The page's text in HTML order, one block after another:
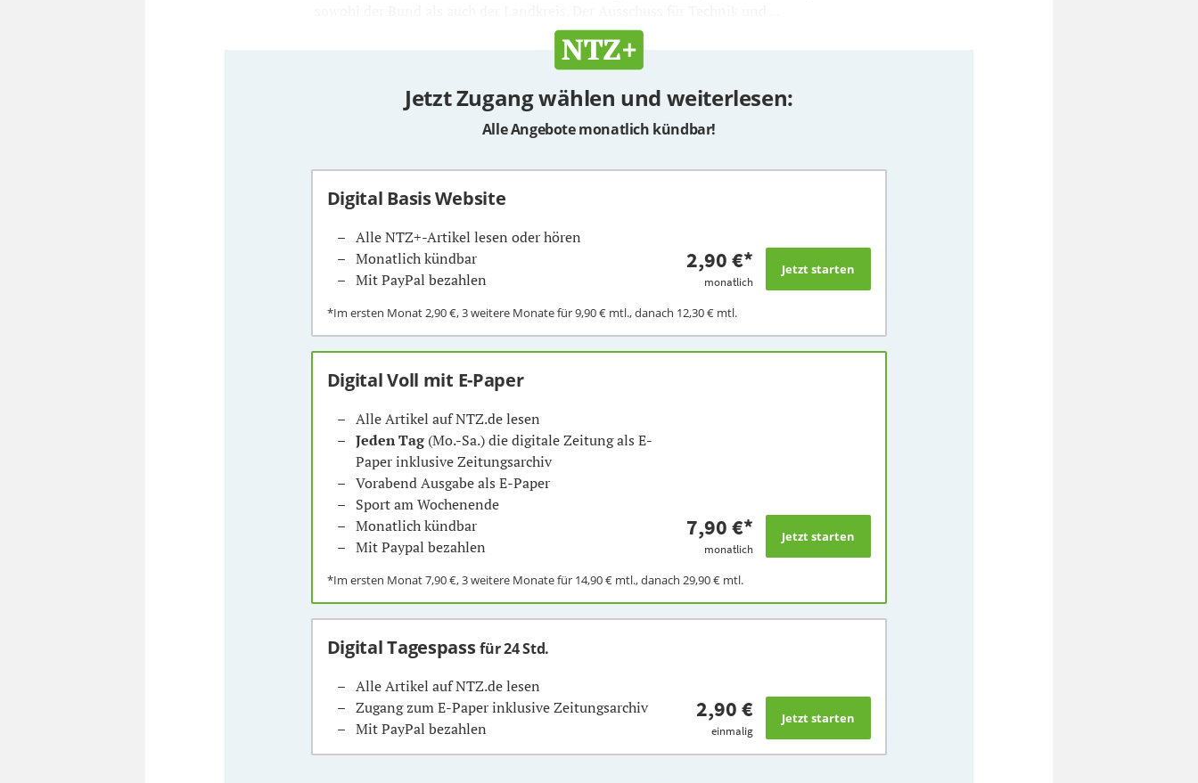
Jetzt Zugang wählen und weiterlesen:
Alle Angebote monatlich kündbar!
Digital Basis Website
Alle NTZ+-Artikel lesen oder hören
Monatlich kündbar
Mit PayPal bezahlen
2,90 €*
monatlich
*Im ersten Monat2,90 €, 3 weitere Monate für9,90 €mtl., danach 12,30 €mtl.
Digital Voll mit E-Paper
Alle Artikel auf NTZ.de lesen
Jeden Tag(Mo.-Sa.) die digitale Zeitung als E-
Paper inklusive Zeitungsarchiv
Vorabend Ausgabe als E-Paper
Sport am Wochenende
Monatlich kündbar
Mit Paypal bezahlen
7,90 €*
monatlich
*Im ersten Monat7,90 €, 3 weitere Monate für 14,90 €mtl., danach 29,90 €mtl.
Digital Tagespassfür 24 Std.
Alle Artikel auf NTZ.de lesen
Zugang zum E-Paper inklusive Zeitungsarchiv
Mit PayPal bezahlen
2,90 €
einmalig